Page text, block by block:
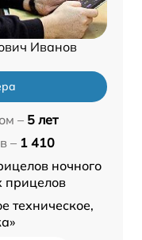
Иванов
– 5 лет
– 1 410
ночного
прицелов
техническое,